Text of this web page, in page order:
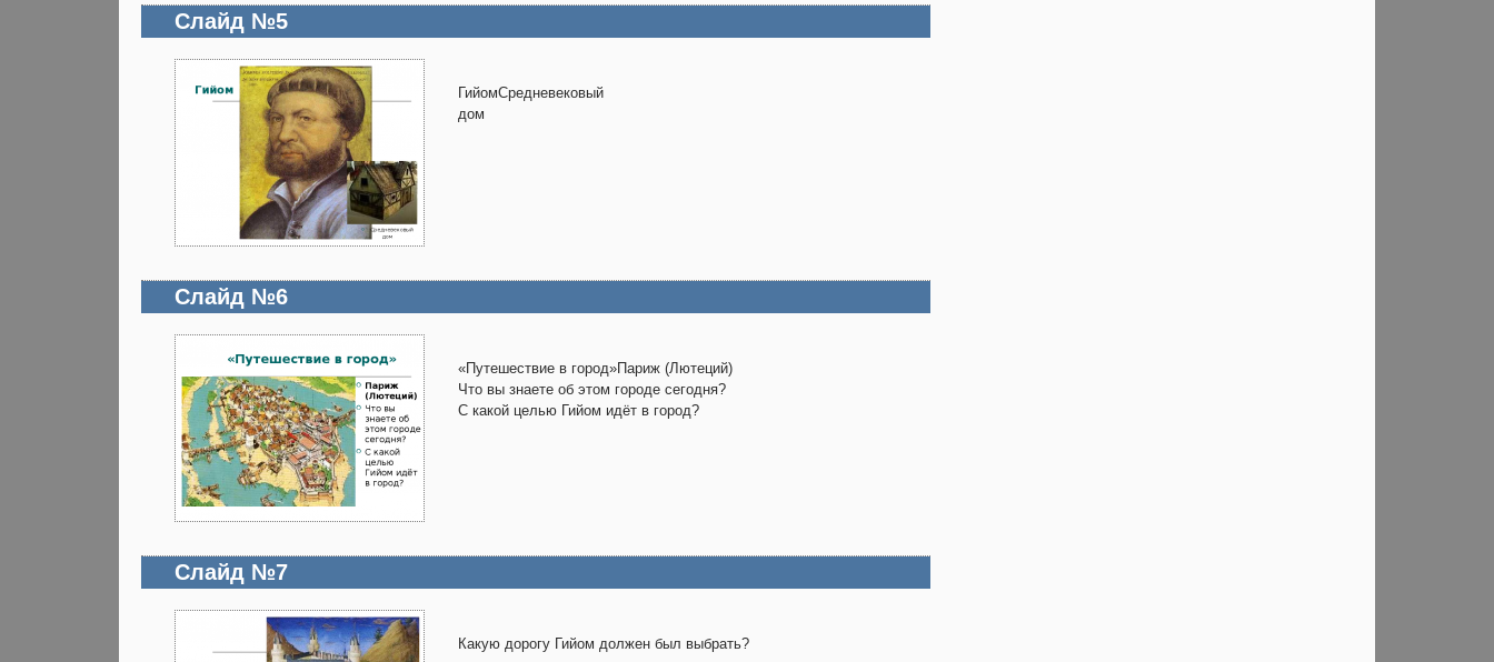
Слайд №5
ГийомСредневековый
дом
Слайд №6
«Путешествие в город»Париж (Лютеций)
Что вы знаете об этом городе сегодня?
С какой целью Гийом идёт в город?
Слайд №7
Какую дорогу Гийом должен был выбрать?